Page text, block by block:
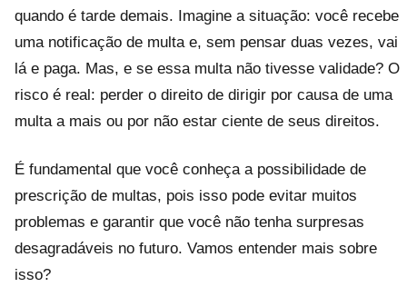
quando é tarde demais. Imagine a situação: você recebe
uma notificação de multa e, sem pensar duas vezes, vai
lá e paga. Mas, e se essa multa não tivesse validade? O
risco é real: perder o direito de dirigir por causa de uma
multa a mais ou por não estar ciente de seus direitos.
É fundamental que você conheça a possibilidade de
prescrição de multas, pois isso pode evitar muitos
problemas e garantir que você não tenha surpresas
desagradáveis no futuro. Vamos entender mais sobre
isso?